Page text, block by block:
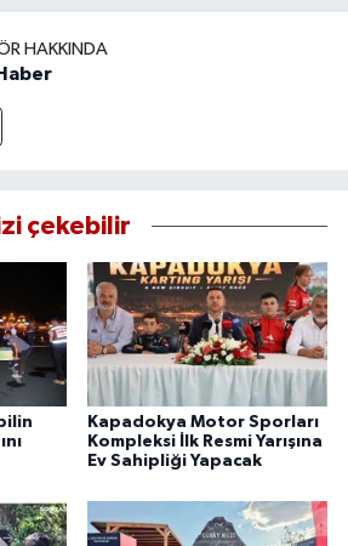
HAKKINDA
çekebilir
Kapadokya Motor Sporları
Kompleksi İlk Resmi Yarışına
Ev Sahipliği Yapacak